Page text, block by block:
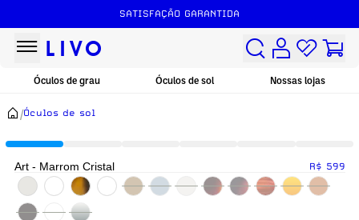
SATISFAÇÃO GARANTIDA
Óculos de grau Óculos de sol Nossas lojas
/Óculos de sol
Art - Marrom Cristal R$ 599